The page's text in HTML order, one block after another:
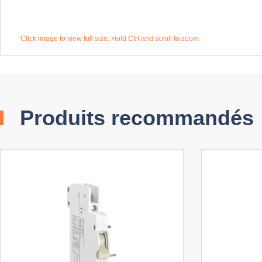
Click image to view full size. Hold Ctrl and scroll to zoom.
Produits recommandés